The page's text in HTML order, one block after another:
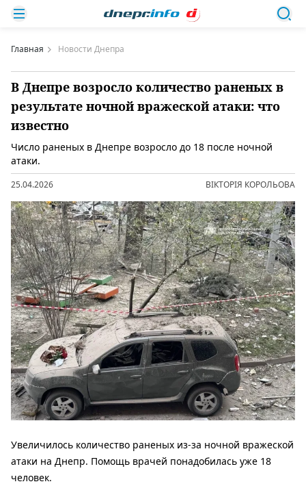
Главная Новости Днепра
В Днепре возросло количество раненых в
результате ночной вражеской атаки: что
известно
Число раненых в Днепре возросло до 18 после ночной
атаки.
25.04.2026 ВІКТОРІЯ КОРОЛЬОВА
Увеличилось количество раненых из-за ночной вражеской
атаки на Днепр. Помощь врачей понадобилась уже 18
человек.